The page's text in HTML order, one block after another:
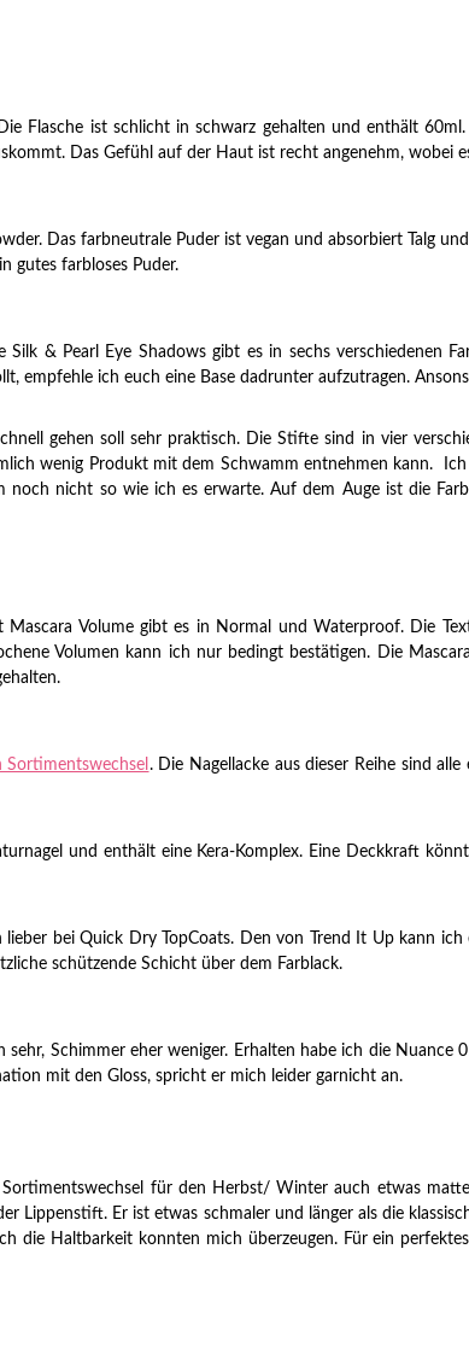
Flasche ist schlicht in schwarz gehalten und enthält
Das Gefühl auf der Haut ist recht angenehm, wobei
Das farbneutrale Puder ist vegan und absorbiert Talg
gutes farbloses Puder.
& Pearl Eye Shadows gibt es in sechs verschiedenen
empfehle ich euch eine Base dadrunter aufzutragen.
gehen soll sehr praktisch. Die Stifte sind in vier
wenig Produkt mit dem Schwamm entnehmen kann.
nicht so wie ich es erwarte. Auf dem Auge ist die
Volume gibt es in Normal und Waterproof. Die
Volumen kann ich nur bedingt bestätigen. Die
Sortimentswechsel . Die Nagellacke aus dieser Reihe sind
und enthält eine Kera-Komplex. Eine Deckkraft
bei Quick Dry TopCoats. Den von Trend It Up kann
schützende Schicht über dem Farblack.
Schimmer eher weniger. Erhalten habe ich die
mit den Gloss, spricht er mich leider garnicht an.
für den Herbst/ Winter auch etwas
Lippenstift. Er ist etwas schmaler und länger als die
Haltbarkeit konnten mich überzeugen. Für ein